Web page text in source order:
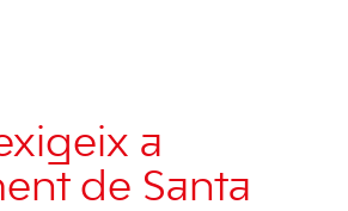
a
de Santa